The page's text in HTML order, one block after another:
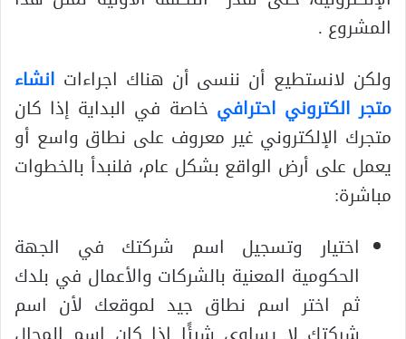
المشروع .
ولكن لانستطيع أن ننسى أن هناك اجراءات انشاء
متجر الكتروني احترافي خاصة في البداية إذا كان
متجرك الإلكتروني غير معروف على نطاق واسع أو
يعمل على أرض الواقع بشكل عام، فلنبدأ بالخطوات
مباشرة:
اختيار وتسجيل اسم شركتك في الجهة
الحكومية المعنية بالشركات والأعمال في بلدك
ثم اختر اسم نطاق جيد لموقعك لأن اسم